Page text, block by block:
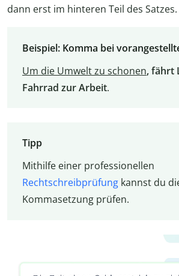
dann erst im hinteren Teil des Satzes.
Beispiel: Komma bei
Um die Umwelt zu schonen, fährt
Fahrrad zur Arbeit.
Tipp
Mithilfe einer professionellen
Rechtschreibprüfungkannst du
Kommasetzung prüfen.